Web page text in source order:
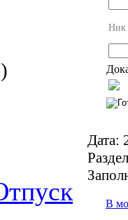
Ник
Дата:
В